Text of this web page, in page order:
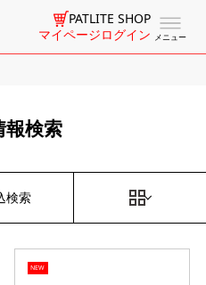
メニュー
PATLITE SHOP
マイページログイン
報検索
検索
NEW